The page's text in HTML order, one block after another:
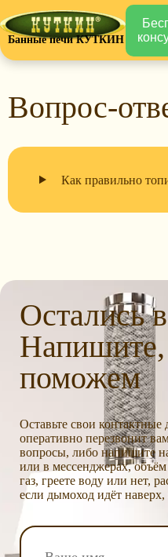
Банные печи КУТКИН
Вопрос-
Как правильно
Остались
поможем
Оставьте свои
оперативно перезвонит
вопросы, либо напишите
или в мессенджерах,
газ, греете воду или нет,
если дымоход идёт